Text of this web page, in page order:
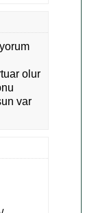
olur
var